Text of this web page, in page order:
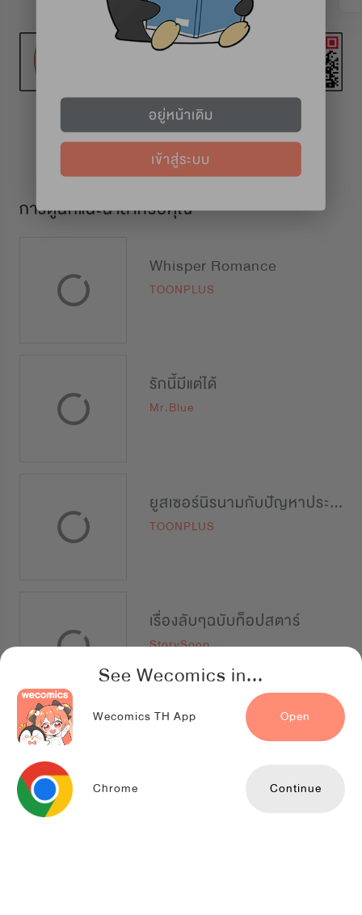
See Wecomics in...
Wecomics TH App Open
Chrome Continue
การ์ตูนที่แนะนำสำหรับคุณ
Whisper Romance
TOONPLUS
รักนี้มีแต่ได้
Mr.Blue
ยูสเซอร์นิรนามกับปัญหาประตูหลัง
TOONPLUS
เรื่องลับๆฉบับท็อปสตาร์
StorySoop
สัมพันธ์รักอลเวง
อยู่หน้าเดิม
เข้าสู่ระบบ